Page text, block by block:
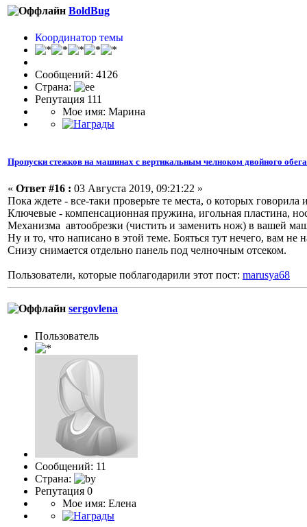
BoldBug
Координатор темы
Сообщений: 4126
Страна:
Репутация 111
Мое имя: Марина
Пропуски стежков на машинах с вертикальным челноком двойного
« Ответ #16 : 03 Августа 2019, 09:21:22 »
Пока ждете - все-таки проверьте те места, о которых
Ключевые - компенсационная пружина, игольная пластина,
Механизма автообрезки (чистить и заменить нож) в вашей
Ну и то, что написано в этой теме. Бояться тут нечего, вам не
Снизу снимается отдельно панель под челночным отсеком.
Пользователи, которые поблагодарили этот пост: marusya68
sergovlena
Пользоватeль
Сообщений: 11
Страна:
Репутация 0
Мое имя: Елена